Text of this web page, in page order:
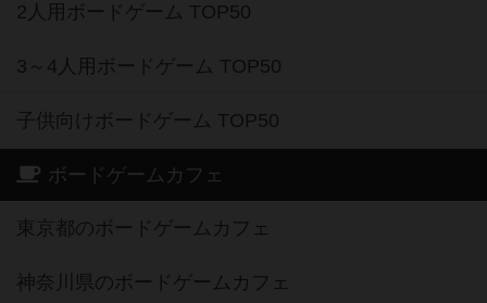
2人用ボードゲーム TOP50
3～4人用ボードゲーム TOP50
子供向けボードゲーム TOP50
ボードゲームカフェ
東京都のボードゲームカフェ
神奈川県のボードゲームカフェ